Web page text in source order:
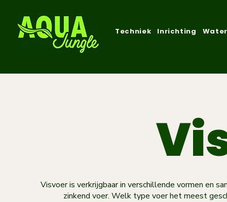
Techniek Inrichting
Visvoer is verkrijgbaar in verschillende vormen en
zinkend voer. Welk type voer het meest